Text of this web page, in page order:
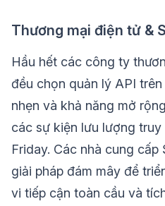
Thương mại điện tử &
Hầu hết các công ty
đều chọn quản lý API
nhẹn và khả năng mở
các sự kiện lưu lượng
Friday. Các nhà cung
giải pháp đám mây để
vi tiếp cận toàn cầu và